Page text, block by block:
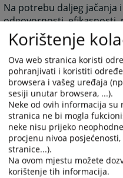
Na potrebu daljeg jačanja
odgovornosti,
usklađenosti
vladavinu prava u BiH,
sektora pravde u BiH.
9027
Korištenje
Ova web stranica koristi
pohranjivati i koristiti
browsera i vašeg uređaja
sesiji unutar browsera, ...).
Neke od ovih informacija
stranica ne bi mogla
neke nisu prijeko
procjenu nivoa
stranice...).
Na ovom mjestu možete
korištenje tih informacija.